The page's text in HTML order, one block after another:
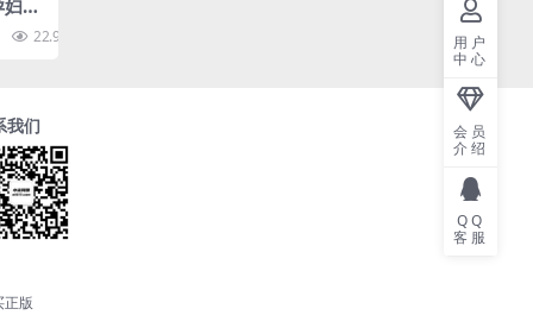
宝
两 22.9K
我们
正版
用户
中心
会员
介绍
QQ
客服